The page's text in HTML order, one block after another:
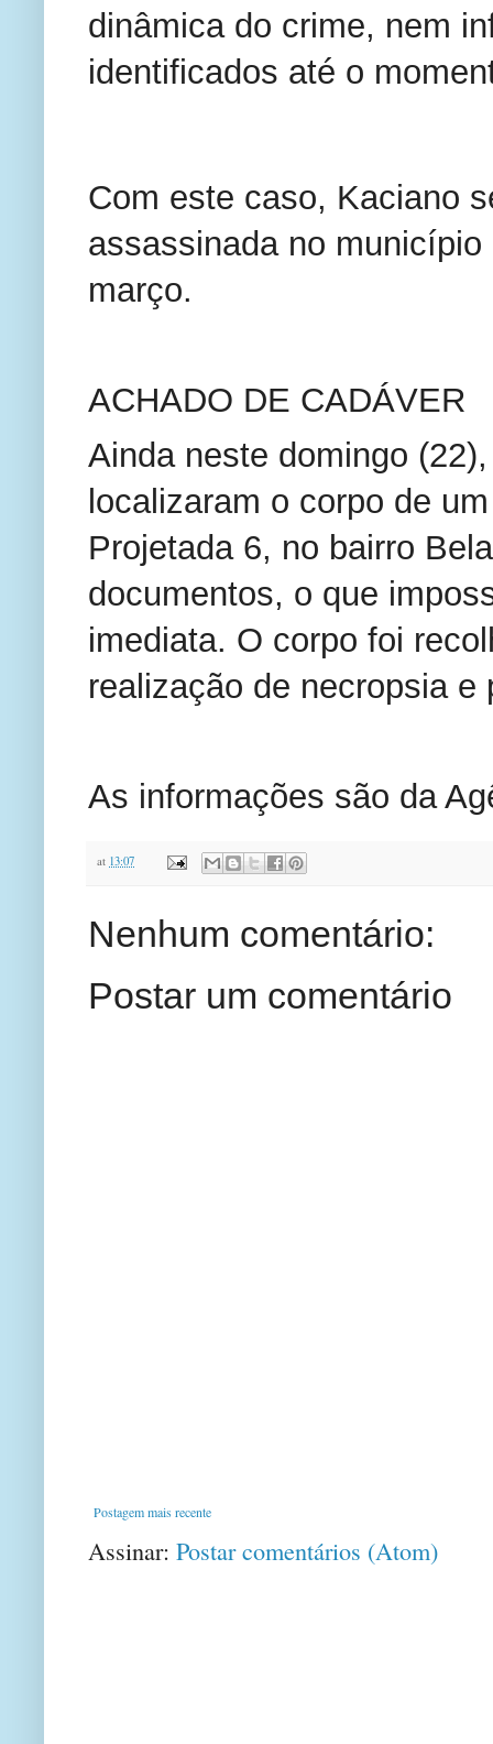
dinâmica do crime, nem
identificados até o
Com este caso, Kaciano
assassinada no
março.
ACHADO DE CADÁVER
Ainda neste domingo
localizaram o corpo de
Projetada 6, no bairro
documentos, o que
imediata. O corpo foi
realização de necropsia
As informações são da
at 13:07
Nenhum comentário:
Postar um comentário
Postagem mais recente
Assinar: Postar comentários (Atom)